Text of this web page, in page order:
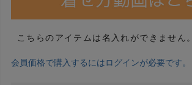
こちらのアイテムは名入れができません。
会員価格で購入するにはログインが必要です。